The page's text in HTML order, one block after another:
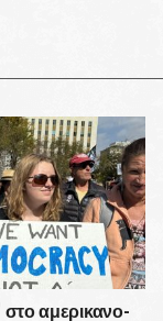
αμερικανο-